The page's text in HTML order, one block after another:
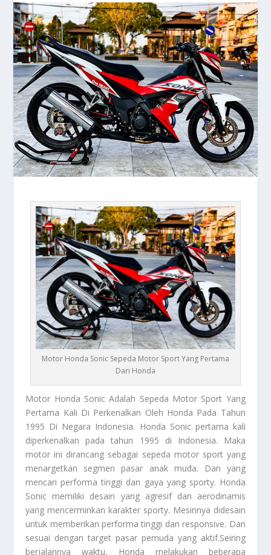
Motor Honda Sonic Sepeda Motor Sport Yang Pertama
Dari Honda
Motor Honda Sonic Adalah Sepeda Motor Sport Yang
Pertama Kali Di Perkenalkan Oleh Honda Pada Tahun
1995 Di Negara Indonesia. Honda Sonic pertama kali
diperkenalkan pada tahun 1995 di Indonesia. Maka
motor ini dirancang sebagai sepeda motor sport yang
menargetkan segmen pasar anak muda. Dan yang
mencari performa tinggi dan gaya yang sporty. Honda
Sonic memiliki desain yang agresif dan aerodinamis
yang mencerminkan karakter sporty. Mesinnya didesain
untuk memberikan performa tinggi dan responsive. Dan
sesuai dengan target pasar pemuda yang aktif.Seiring
berjalannya waktu, Honda melakukan beberapa